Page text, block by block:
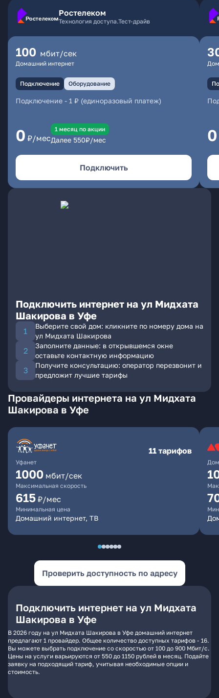
Ростелеком
Технология доступа.Тест-драйв
100 мбит/сек
Домашний интернет
Подключение Оборудование
Подключение - 1 ₽ (единоразовый платеж)
0 ₽/мес
1 месяц по акции
Далее 550₽/мес
Подключить
0
Подключить интернет на ул Мидхата
Шакирова в Уфе
Выберите свой дом: кликните по номеру дома на
ул Мидхата Шакирова
Заполните данные: в открывшемся окне
оставьте контактную информацию
Получите консультацию: оператор перезвонит и
предложит лучшие тарифы
Провайдеры интернета на ул Мидхата
Шакирова в Уфе
Уфанет
11 тарифов
1000 мбит/сек
Максимальная скорость
615 ₽/мес
Минимальная цена
Домашний интернет, ТВ
Проверить доступность по адресу
Подключить интернет на ул Мидхата
Шакирова в Уфе
В 2026 году на ул Мидхата Шакирова в Уфе домашний интернет
предлагают 1 провайдер. Общее количество доступных тарифов - 16.
Вы можете выбрать подключение со скоростью от 100 до 900 Мбит/с.
Цены на услуги варьируются от 550 до 1150 рублей в месяц. Подайте
заявку на подходящий тариф, учитывая необходимые опции и
стоимость.